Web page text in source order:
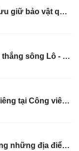
Chùa Phổ Quang - Nơi lưu giữ bảo vật quốc gia “Bàn thờ phật bằng đá”
Du lịch Tượng đài chiến thắng sông Lô - Huyện Đoan Hùng
Chùa Thiên Long linh thiêng tại Công viên Tưởng niệm Thiên Đức
Du lịch Ba Vực - Một trong những địa điểm nhất định phải ghé khi đến thăm huyện Cẩm Khê